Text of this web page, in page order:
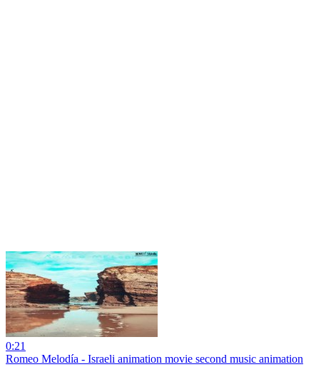
0:21
Romeo Melodía - Israeli animation movie second music animation